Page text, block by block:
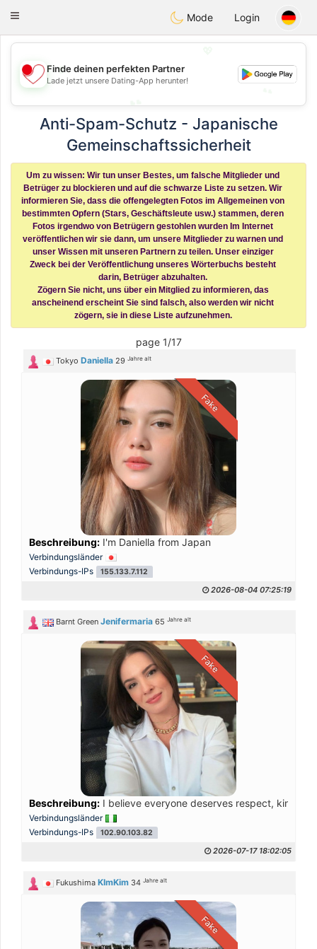
Chat
Toggle
Mode Login
💕
Finde deinen perfekten Partner
Lade jetzt unsere Dating-App herunter!
Anti-Spam-Schutz - Japanische
Gemeinschaftssicherheit
Um zu wissen: Wir tun unser Bestes, um falsche Mitglieder und
Betrüger zu blockieren und auf die schwarze Liste zu setzen. Wir
informieren Sie, dass die offengelegten Fotos im Allgemeinen von
bestimmten Opfern (Stars, Geschäftsleute usw.) stammen, deren
Fotos irgendwo von Betrügern gestohlen wurden Im Internet
veröffentlichen wir sie dann, um unsere Mitglieder zu warnen und
unser Wissen mit unseren Partnern zu teilen. Unser einziger
Zweck bei der Veröffentlichung unseres Wörterbuchs besteht
darin, Betrüger abzuhalten.
Zögern Sie nicht, uns über ein Mitglied zu informieren, das
anscheinend erscheint Sie sind falsch, also werden wir nicht
zögern, sie in diese Liste aufzunehmen.
page 1/17
Tokyo Daniella 29Jahre alt
Fake
Beschreibung: I'm Daniella from Japan
Verbindungsländer
Verbindungs-IPs
155.133.7.112
2026-08-04 07:25:19
Barnt Green Jenifermaria 65Jahre alt
Fake
Beschreibung: I believe everyone deserves respect,
Verbindungsländer
Verbindungs-IPs
102.90.103.82
2026-07-17 18:02:05
Fukushima KImKim 34Jahre alt
Fake